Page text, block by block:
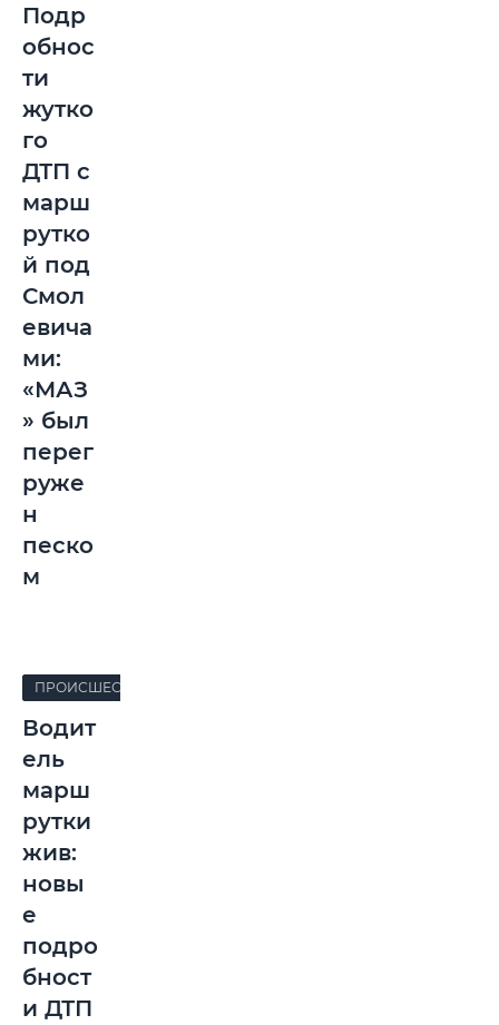
Подр
обнос
ти
жутко
го
ДТП с
марш
рутко
й под
Смол
евича
ми:
«МАЗ
» был
перег
руже
н
песко
м
ПРОИСШЕСТВИЯ
Водит
ель
марш
рутки
жив:
новы
е
подро
бност
и ДТП